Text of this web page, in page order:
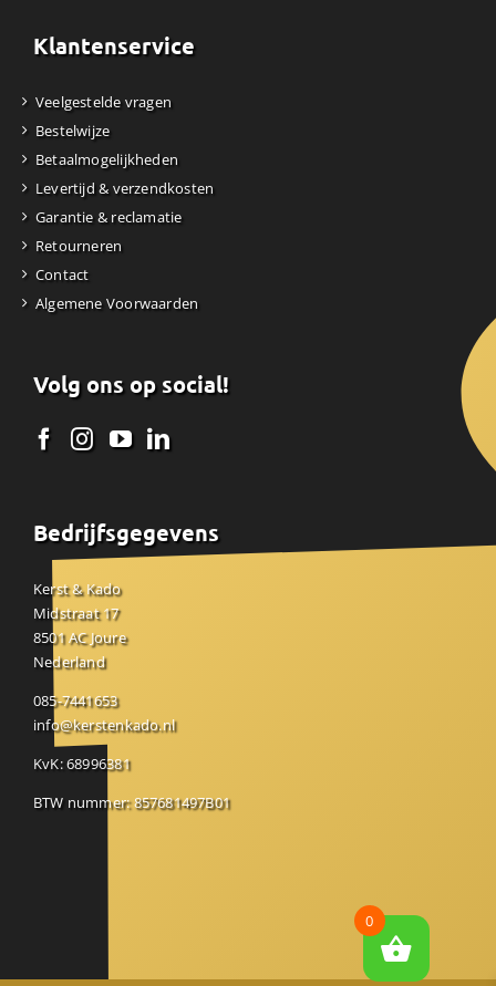
Klantenservice
Veelgestelde vragen
Bestelwijze
Betaalmogelijkheden
Levertijd & verzendkosten
Garantie & reclamatie
Retourneren
Contact
Algemene Voorwaarden
Volg ons op social!
Bedrijfsgegevens
Kerst & Kado
Midstraat 17
8501 AC Joure
Nederland
085-7441653
info@kerstenkado.nl
KvK: 68996381
BTW nummer: 857681497B01
0